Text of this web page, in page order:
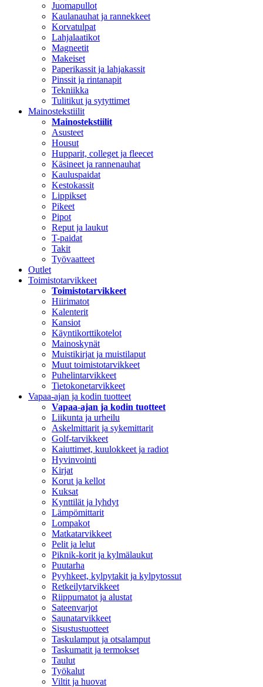
Juomapullot
Kaulanauhat ja rannekkeet
Korvatulpat
Lahjalaatikot
Magneetit
Makeiset
Paperikassit ja lahjakassit
Pinssit ja rintanapit
Tekniikka
Tulitikut ja sytyttimet
Mainostekstiilit
Mainostekstiilit
Asusteet
Housut
Hupparit, colleget ja fleecet
Käsineet ja rannenauhat
Kauluspaidat
Kestokassit
Lippikset
Pikeet
Pipot
Reput ja laukut
T-paidat
Takit
Työvaatteet
Outlet
Toimistotarvikkeet
Toimistotarvikkeet
Hiirimatot
Kalenterit
Kansiot
Käyntikorttikotelot
Mainoskynät
Muistikirjat ja muistilaput
Muut toimistotarvikkeet
Puhelintarvikkeet
Tietokonetarvikkeet
Vapaa-ajan ja kodin tuotteet
Vapaa-ajan ja kodin tuotteet
Liikunta ja urheilu
Askelmittarit ja sykemittarit
Golf-tarvikkeet
Kaiuttimet, kuulokkeet ja radiot
Hyvinvointi
Kirjat
Korut ja kellot
Kuksat
Kynttilät ja lyhdyt
Lämpömittarit
Lompakot
Matkatarvikkeet
Pelit ja lelut
Piknik-korit ja kylmälaukut
Puutarha
Pyyhkeet, kylpytakit ja kylpytossut
Retkeilytarvikkeet
Riippumatot ja alustat
Sateenvarjot
Saunatarvikkeet
Sisustustuotteet
Taskulamput ja otsalamput
Taskumatit ja termokset
Taulut
Työkalut
Viltit ja huovat